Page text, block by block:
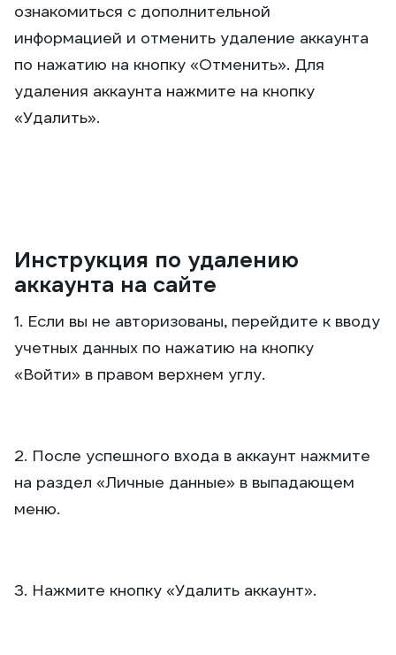
ознакомиться с дополнительной
информацией и отменить удаление аккаунта
по нажатию на кнопку «Отменить». Для
удаления аккаунта нажмите на кнопку
«Удалить».
Инструкция по удалению
аккаунта на сайте
1. Если вы не авторизованы, перейдите к вводу
учетных данных по нажатию на кнопку
«Войти» в правом верхнем углу.
2. После успешного входа в аккаунт нажмите
на раздел «Личные данные» в выпадающем
меню.
3. Нажмите кнопку «Удалить аккаунт».